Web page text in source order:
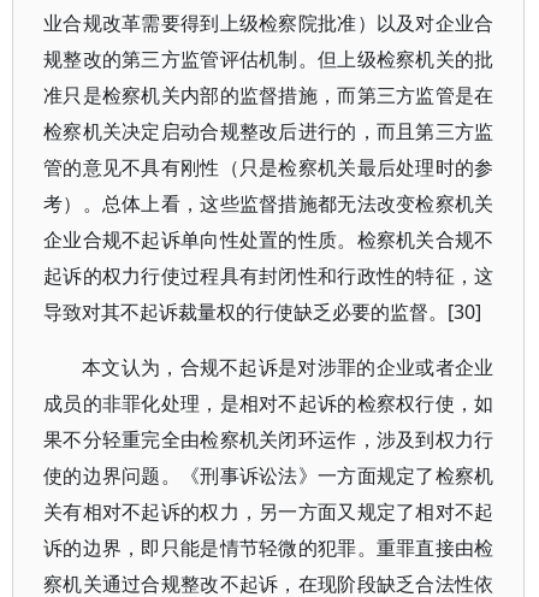
业合规改革需要得到上级检察院批准）以及对企业合
规整改的第三方监管评估机制。但上级检察机关的批
准只是检察机关内部的监督措施，而第三方监管是在
检察机关决定启动合规整改后进行的，而且第三方监
管的意见不具有刚性（只是检察机关最后处理时的参
考）。总体上看，这些监督措施都无法改变检察机关
企业合规不起诉单向性处置的性质。检察机关合规不
起诉的权力行使过程具有封闭性和行政性的特征，这
导致对其不起诉裁量权的行使缺乏必要的监督。[30]
本文认为，合规不起诉是对涉罪的企业或者企业
成员的非罪化处理，是相对不起诉的检察权行使，如
果不分轻重完全由检察机关闭环运作，涉及到权力行
使的边界问题。《刑事诉讼法》一方面规定了检察机
关有相对不起诉的权力，另一方面又规定了相对不起
诉的边界，即只能是情节轻微的犯罪。重罪直接由检
察机关通过合规整改不起诉，在现阶段缺乏合法性依